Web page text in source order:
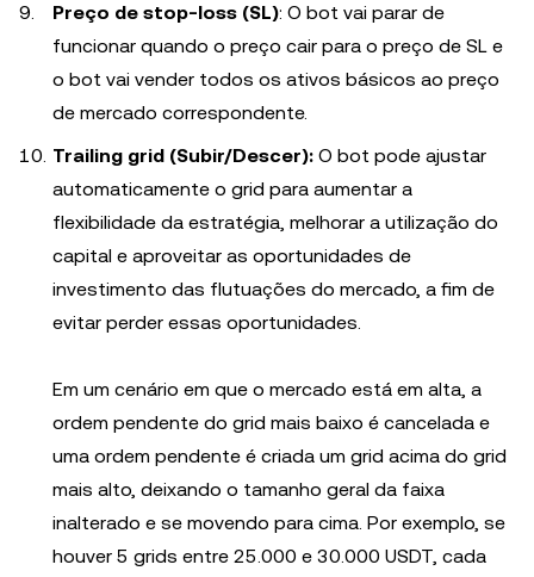
Preço de stop-loss (SL): O bot vai parar de
funcionar quando o preço cair para o preço de SL e
o bot vai vender todos os ativos básicos ao preço
de mercado correspondente.
Trailing grid (Subir/Descer): O bot pode ajustar
automaticamente o grid para aumentar a
flexibilidade da estratégia, melhorar a utilização do
capital e aproveitar as oportunidades de
investimento das flutuações do mercado, a fim de
evitar perder essas oportunidades.
Em um cenário em que o mercado está em alta, a
ordem pendente do grid mais baixo é cancelada e
uma ordem pendente é criada um grid acima do grid
mais alto, deixando o tamanho geral da faixa
inalterado e se movendo para cima. Por exemplo, se
houver 5 grids entre 25.000 e 30.000 USDT, cada